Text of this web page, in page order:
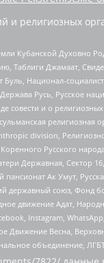
религиозных
Кубанской Духовно
Таблиги Джамаат,
Национал-
Русь, Русское
совести и о
религиозная
division,
Русского
Державная, Сектор
пансионат Ак Умут,
державный союз, Фонд
движение Адат,
Instagram,
Движение Весна,
объединение,